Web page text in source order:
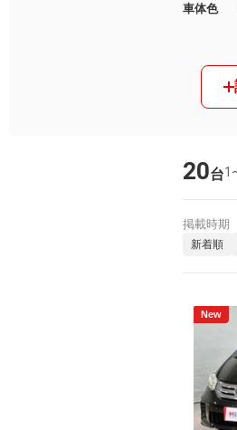
車体色
20台1
掲載時期
新着順
New